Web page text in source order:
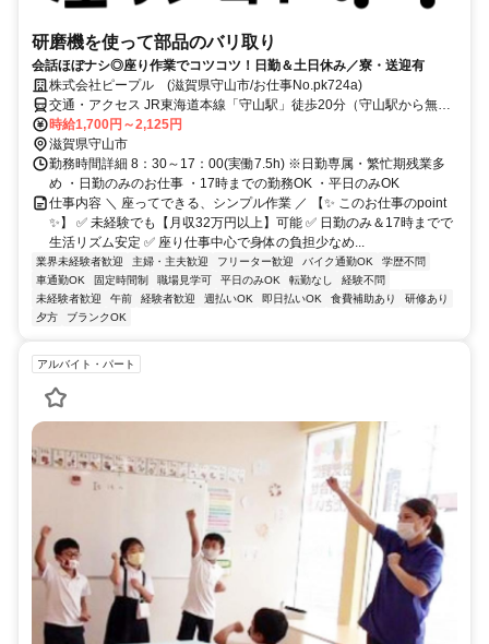
研磨機を使って部品のバリ取り
会話ほぼナシ◎座り作業でコツコツ！日勤＆土日休み／寮・送迎有
株式会社ピープル (滋賀県守山市/お仕事No.pk724a)
交通・アクセス JR東海道本線「守山駅」徒歩20分（守山駅から無料
送迎あり）✅日勤8：30～17時 ✅土日休み ✅日払い・週払いOK(規定
有) ✅車・バイク・自転車通勤OK
時給1,700円～2,125円
滋賀県守山市
勤務時間詳細 8：30～17：00(実働7.5h) ※日勤専属・繁忙期残業多
め ・日勤のみのお仕事 ・17時までの勤務OK ・平日のみOK
仕事内容 ＼ 座ってできる、シンプル作業 ／ 【✨ このお仕事のpoint
✨】 ✅ 未経験でも【月収32万円以上】可能 ✅ 日勤のみ＆17時までで
生活リズム安定 ✅ 座り仕事中心で身体の負担少なめ...
業界未経験者歓迎 主婦・主夫歓迎 フリーター歓迎 バイク通勤OK
学歴不問
車通勤OK
固定時間制 職場見学可 平日のみOK 転勤なし
経験不問
未経験者歓迎
午前 経験者歓迎 週払いOK 即日払いOK 食費補助あり
研修あり
夕方
ブランクOK
アルバイト・パート